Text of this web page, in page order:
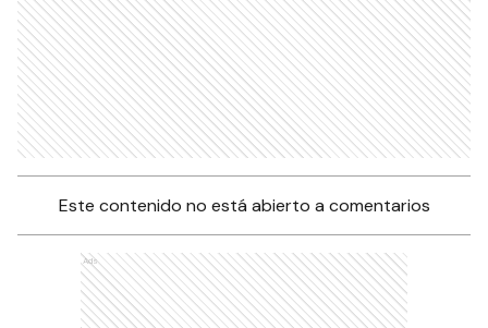
Este contenido no está abierto a comentarios
Ads